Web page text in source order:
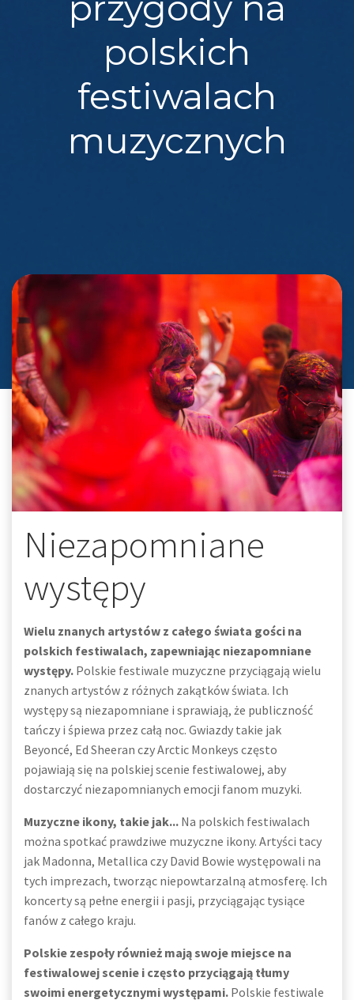
polskich
festiwalach
muzycznych
Niezapomniane
występy
Wielu znanych artystów z całego świata gości na
polskich festiwalach, zapewniając niezapomniane
występy. Polskie festiwale muzyczne przyciągają wielu
znanych artystów z różnych zakątków świata. Ich
występy są niezapomniane i sprawiają, że publiczność
tańczy i śpiewa przez całą noc. Gwiazdy takie jak
Beyoncé, Ed Sheeran czy Arctic Monkeys często
pojawiają się na polskiej scenie festiwalowej, aby
dostarczyć niezapomnianych emocji fanom muzyki.
Muzyczne ikony, takie jak... Na polskich festiwalach
można spotkać prawdziwe muzyczne ikony. Artyści tacy
jak Madonna, Metallica czy David Bowie występowali na
tych imprezach, tworząc niepowtarzalną atmosferę. Ich
koncerty są pełne energii i pasji, przyciągając tysiące
fanów z całego kraju.
Polskie zespoły również mają swoje miejsce na
festiwalowej scenie i często przyciągają tłumy
swoimi energetycznymi występami. Polskie festiwale